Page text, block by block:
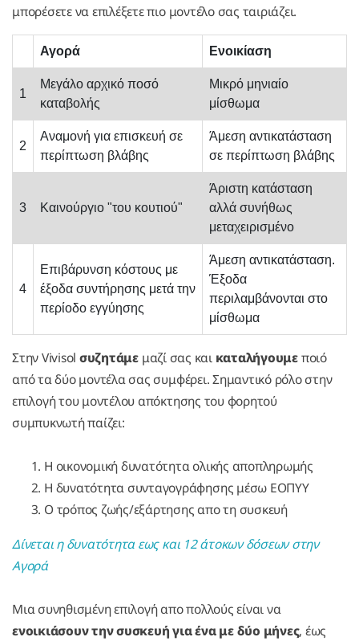
μπορέσετε να επιλέξετε πιο μοντέλο σας ταιριάζει.
Αγορά Ενοικίαση
1
Μεγάλο αρχικό ποσό
καταβολής
Μικρό μηνιαίο
μίσθωμα
2
Αναμονή για επισκευή σε
περίπτωση βλάβης
Άμεση αντικατάσταση
σε περίπτωση βλάβης
3 Καινούργιο "του κουτιού"
Άριστη κατάσταση
αλλά συνήθως
μεταχειρισμένο
4
Επιβάρυνση κόστους με
έξοδα συντήρησης μετά την
περίοδο εγγύησης
Άμεση αντικατάσταση.
Έξοδα
περιλαμβάνονται στο
μίσθωμα
Στην Vivisol συζητάμεμαζί σας και καταλήγουμεποιό
από τα δύο μοντέλα σας συμφέρει. Σημαντικό ρόλο στην
επιλογή του μοντέλου απόκτησης του φορητού
συμπυκνωτή παίζει:
Η οικονομική δυνατότητα ολικής αποπληρωμής
Η δυνατότητα συνταγογράφησης μέσω ΕΟΠΥΥ
Ο τρόπος ζωής/εξάρτησης απο τη συσκευή
Δίνεται η δυνατότητα εως και 12 άτοκων δόσεων στην
Αγορά
Μια συνηθισμένη επιλογή απο πολλούς είναι να
ενοικιάσουν την συσκευή για ένα με δύο μήνες, έως